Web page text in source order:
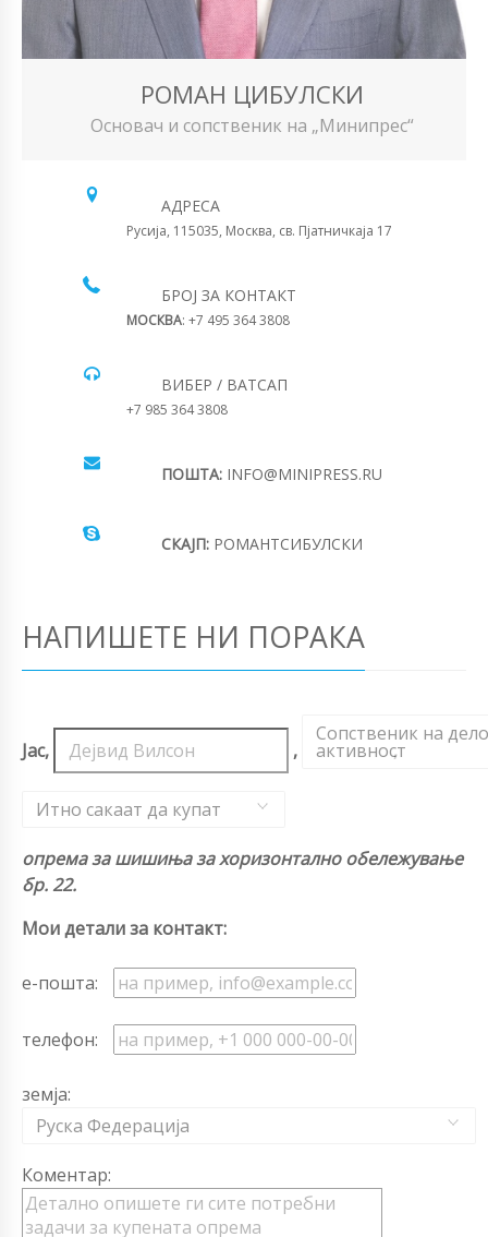
РОМАН ЦИБУЛСКИ
Основач и сопственик на „Минипрес“
АДРЕСА
Русија, 115035, Москва, св. Пјатничкаја 17
БРОЈ ЗА КОНТАКТ
МОСКВА: +7 495 364 3808
ВИБЕР / ВАТСАП
+7 985 364 3808
ПОШТА: INFO@MINIPRESS.RU
СКАЈП: РОМАНТСИБУЛСКИ
НАПИШЕТЕ НИ ПОРАКА
Јас, ,
Сопственик на
активност
,
Итно сакаат да купат
опрема за шишиња за хоризонтално обележување
бр. 22.
Мои детали за контакт:
е-пошта:
телефон:
земја:
Руска Федерација
Коментар: